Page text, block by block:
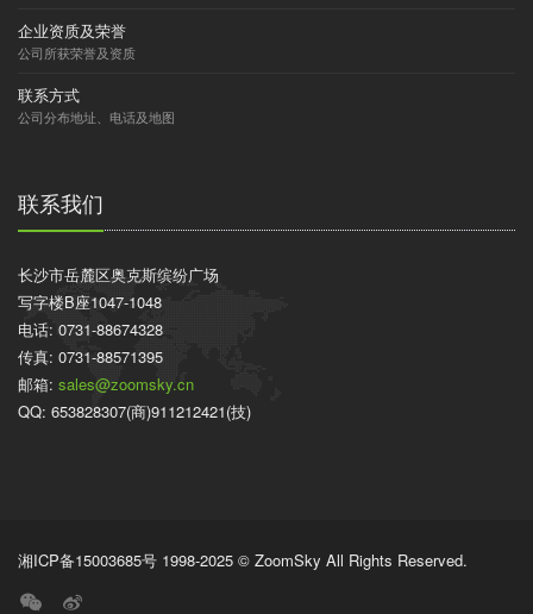
企业资质及荣誉
公司所获荣誉及资质
联系方式
公司分布地址、电话及地图
联系我们
长沙市岳麓区奥克斯缤纷广场
写字楼B座1047-1048
电话: 0731-88674328
传真: 0731-88571395
邮箱: sales@zoomsky.cn
QQ: 653828307(商)911212421(技)
湘ICP备15003685号 1998-2025 © ZoomSky All Rights Reserved.